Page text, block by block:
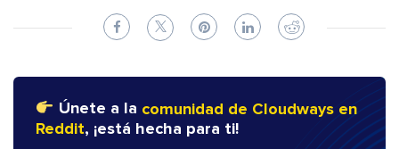
Únete a la comunidad de Cloudways en
Reddit, ¡está hecha para ti!